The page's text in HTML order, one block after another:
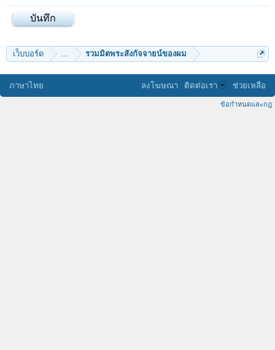
เว็บบอร์ด ... รวมมิตพระสังกัจจายน์ของผม
ภาษาไทย ลงโฆษณา ติดต่อเรา ช่วยเหลือ
ข้อกำหนดและกฎ